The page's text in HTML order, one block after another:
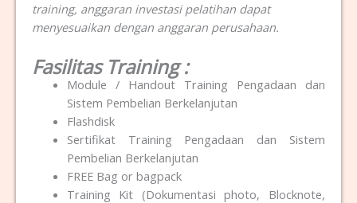
training, anggaran investasi pelatihan dapat
menyesuaikan dengan anggaran perusahaan.
Fasilitas Training :
Module / Handout Training Pengadaan dan
Sistem Pembelian Berkelanjutan
Flashdisk
Sertifikat Training Pengadaan dan Sistem
Pembelian Berkelanjutan
FREE Bag or bagpack
Training Kit (Dokumentasi photo, Blocknote,